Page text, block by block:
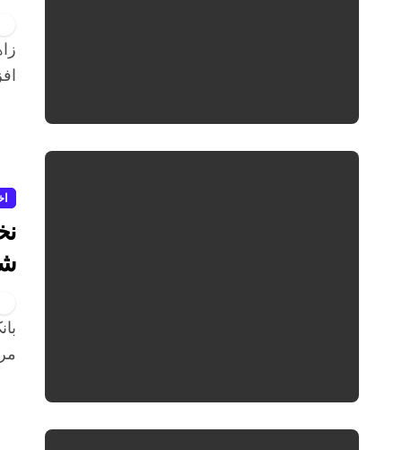
زاهدان شاهد گامی مهم در ارتقاء خدمات درمانی خود بود؛ با
بانک شیر مادر بیمارستان رازی ایلام به‌عنوان پانزدهمین